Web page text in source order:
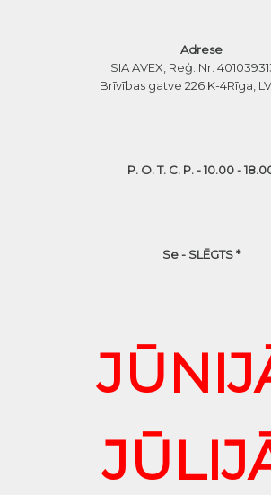
Adrese
SIA AVEX, Reģ. Nr.
Brīvības gatve 226 K-4Rīga,
P. O. T. C. P. - 10.00 -
Se - SLĒGTS *